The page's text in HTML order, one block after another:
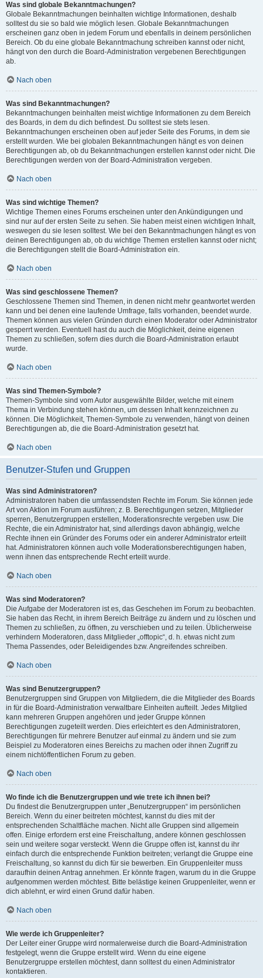
Was sind globale Bekanntmachungen?
Globale Bekanntmachungen beinhalten wichtige Informationen, deshalb
solltest du sie so bald wie möglich lesen. Globale Bekanntmachungen
erscheinen ganz oben in jedem Forum und ebenfalls in deinem persönlichen
Bereich. Ob du eine globale Bekanntmachung schreiben kannst oder nicht,
hängt von den durch die Board-Administration vergebenen Berechtigungen
ab.
Nach oben
Was sind Bekanntmachungen?
Bekanntmachungen beinhalten meist wichtige Informationen zu dem Bereich
des Boards, in dem du dich befindest. Du solltest sie stets lesen.
Bekanntmachungen erscheinen oben auf jeder Seite des Forums, in dem sie
erstellt wurden. Wie bei globalen Bekanntmachungen hängt es von deinen
Berechtigungen ab, ob du Bekanntmachungen erstellen kannst oder nicht. Die
Berechtigungen werden von der Board-Administration vergeben.
Nach oben
Was sind wichtige Themen?
Wichtige Themen eines Forums erscheinen unter den Ankündigungen und
sind nur auf der ersten Seite zu sehen. Sie haben meist einen wichtigen Inhalt,
weswegen du sie lesen solltest. Wie bei den Bekanntmachungen hängt es von
deinen Berechtigungen ab, ob du wichtige Themen erstellen kannst oder nicht;
die Berechtigungen stellt die Board-Administration ein.
Nach oben
Was sind geschlossene Themen?
Geschlossene Themen sind Themen, in denen nicht mehr geantwortet werden
kann und bei denen eine laufende Umfrage, falls vorhanden, beendet wurde.
Themen können aus vielen Gründen durch einen Moderator oder Administrator
gesperrt werden. Eventuell hast du auch die Möglichkeit, deine eigenen
Themen zu schließen, sofern dies durch die Board-Administration erlaubt
wurde.
Nach oben
Was sind Themen-Symbole?
Themen-Symbole sind vom Autor ausgewählte Bilder, welche mit einem
Thema in Verbindung stehen können, um dessen Inhalt kennzeichnen zu
können. Die Möglichkeit, Themen-Symbole zu verwenden, hängt von deinen
Berechtigungen ab, die die Board-Administration gesetzt hat.
Nach oben
Benutzer-Stufen und Gruppen
Was sind Administratoren?
Administratoren haben die umfassendsten Rechte im Forum. Sie können jede
Art von Aktion im Forum ausführen; z. B. Berechtigungen setzen, Mitglieder
sperren, Benutzergruppen erstellen, Moderationsrechte vergeben usw. Die
Rechte, die ein Administrator hat, sind allerdings davon abhängig, welche
Rechte ihnen ein Gründer des Forums oder ein anderer Administrator erteilt
hat. Administratoren können auch volle Moderationsberechtigungen haben,
wenn ihnen das entsprechende Recht erteilt wurde.
Nach oben
Was sind Moderatoren?
Die Aufgabe der Moderatoren ist es, das Geschehen im Forum zu beobachten.
Sie haben das Recht, in ihrem Bereich Beiträge zu ändern und zu löschen und
Themen zu schließen, zu öffnen, zu verschieben und zu teilen. Üblicherweise
verhindern Moderatoren, dass Mitglieder „offtopic“, d. h. etwas nicht zum
Thema Passendes, oder Beleidigendes bzw. Angreifendes schreiben.
Nach oben
Was sind Benutzergruppen?
Benutzergruppen sind Gruppen von Mitgliedern, die die Mitglieder des Boards
in für die Board-Administration verwaltbare Einheiten aufteilt. Jedes Mitglied
kann mehreren Gruppen angehören und jeder Gruppe können
Berechtigungen zugeteilt werden. Dies erleichtert es den Administratoren,
Berechtigungen für mehrere Benutzer auf einmal zu ändern und sie zum
Beispiel zu Moderatoren eines Bereichs zu machen oder ihnen Zugriff zu
einem nichtöffentlichen Forum zu geben.
Nach oben
Wo finde ich die Benutzergruppen und wie trete ich ihnen bei?
Du findest die Benutzergruppen unter „Benutzergruppen“ im persönlichen
Bereich. Wenn du einer beitreten möchtest, kannst du dies mit der
entsprechenden Schaltfläche machen. Nicht alle Gruppen sind allgemein
offen. Einige erfordern erst eine Freischaltung, andere können geschlossen
sein und weitere sogar versteckt. Wenn die Gruppe offen ist, kannst du ihr
einfach durch die entsprechende Funktion beitreten; verlangt die Gruppe eine
Freischaltung, so kannst du dich für sie bewerben. Ein Gruppenleiter muss
daraufhin deinen Antrag annehmen. Er könnte fragen, warum du in die Gruppe
aufgenommen werden möchtest. Bitte belästige keinen Gruppenleiter, wenn er
dich ablehnt, er wird einen Grund dafür haben.
Nach oben
Wie werde ich Gruppenleiter?
Der Leiter einer Gruppe wird normalerweise durch die Board-Administration
festgelegt, wenn die Gruppe erstellt wird. Wenn du eine eigene
Benutzergruppe erstellen möchtest, dann solltest du einen Administrator
kontaktieren.